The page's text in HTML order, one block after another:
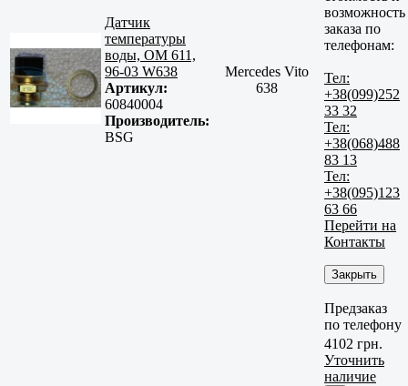
Датчик
температуры
воды, ОМ 611,
96-03 W638
Артикул:
60840004
Производитель:
BSG
Mercedes Vito
638
возможность
заказа по
телефонам:
Тел:
+38(099)252
33 32
Тел:
+38(068)488
83 13
Тел:
+38(095)123
63 66
Перейти на
Контакты
Закрыть
Предзаказ
по телефону
4102 грн.
Уточнить
наличие